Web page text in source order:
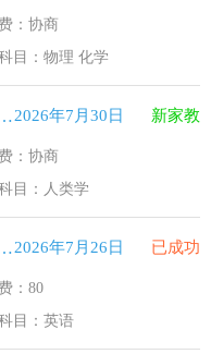
教育部关于做好2026年普通高校招生工作的通知 [教学(
江苏33个！教育部最新认定2025年第一批义务教育优质均
2025-12-1
：协商
目：物理 化学
新大一女生需要补习人类学2026年7月30日 新家教
：协商
目：人类学
三年级男生需要补习英语2026年7月26日 已成功
：80
目：英语